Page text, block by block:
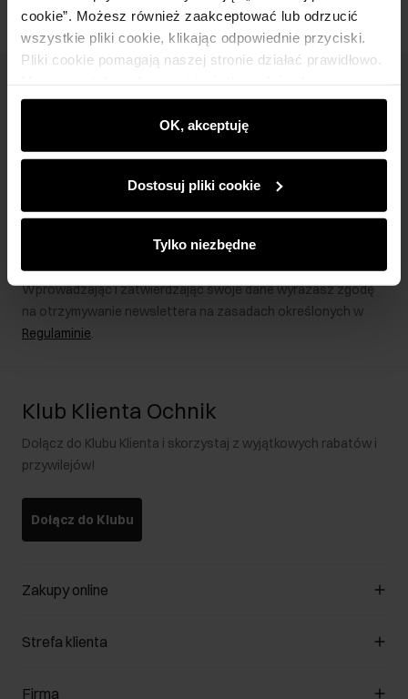
cookie”. Możesz również zaakceptować lub odrzucić
wszystkie pliki cookie, klikając odpowiednie przyciski.
Pliki cookie pomagają naszej stronie działać prawidłowo.
wyświetlać im dopasowane do ich preferencji treści,
rekomendacje oraz komunikaty reklamowe informujące o
najnowszych promocjach w e-sklepie. Informacje o tym,
partnerom społecznościowym, reklamowym i
analitycznym. Partnerzy mogą połączyć te informacje z
podczas korzystania z ich usług.
OK, akceptuję
Dostosuj pliki cookie
Tylko niezbędne
Newsletter
Bądź na bieżąco z nowościami i promocjami!
Zapisz się
Wprowadzając i zatwierdzając swoje dane wyrażasz zgodę
na otrzymywanie newslettera na zasadach określonych w
Regulaminie.
Klub Klienta Ochnik
Dołącz do Klubu Klienta i skorzystaj z wyjątkowych rabatów i
przywilejów!
Dołącz do Klubu
Zakupy online
Zarządzaj cookies
Strefa klienta
Klub Klienta
Firma